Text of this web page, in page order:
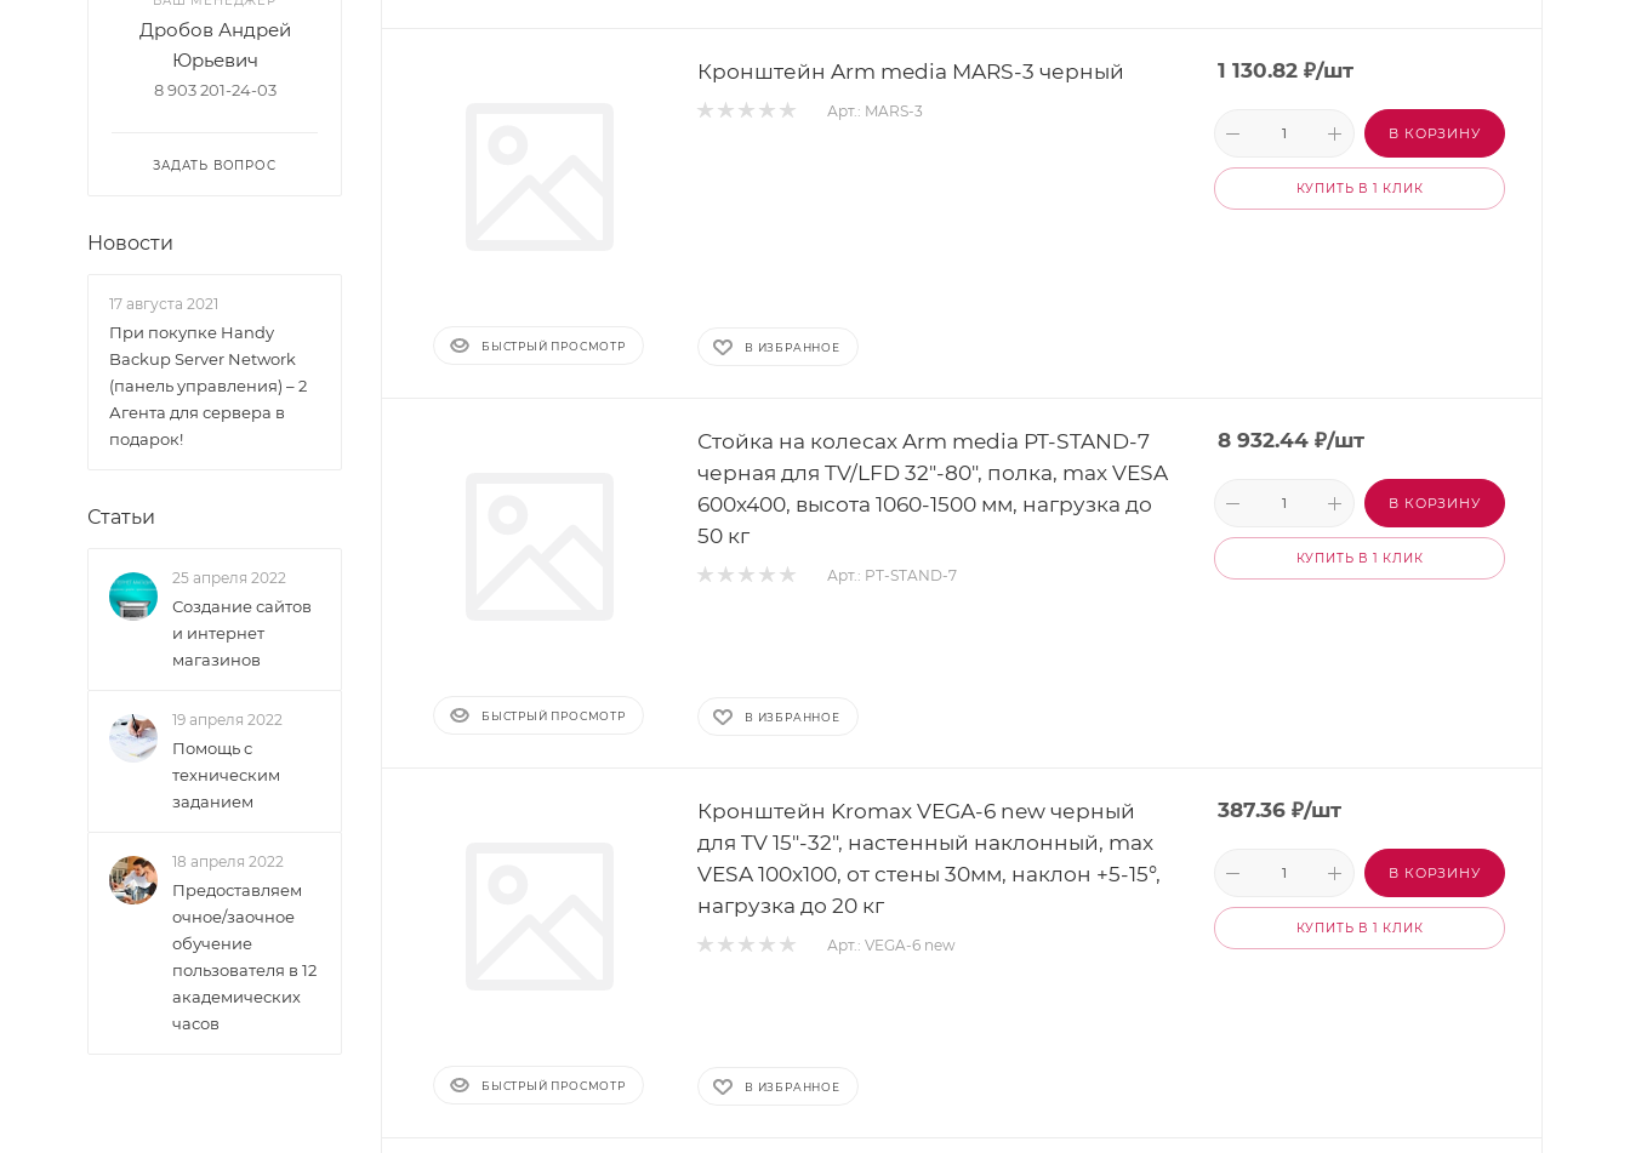
БЫСТРЫЙ ПРОСМОТР
Кронштейн Arm media MARS-3 черный
Арт.: MARS-3
В ИЗБРАННОЕ
1 130.82 ₽/шт
В КОРЗИНУ
КУПИТЬ В 1 КЛИК
БЫСТРЫЙ ПРОСМОТР
Стойка на колесах Arm media PT-STAND-7
черная для TV/LFD 32"-80", полка, max VESA
600x400, высота 1060-1500 мм, нагрузка до
50 кг
Арт.: PT-STAND-7
В ИЗБРАННОЕ
8 932.44 ₽/шт
В КОРЗИНУ
КУПИТЬ В 1 КЛИК
БЫСТРЫЙ ПРОСМОТР
Кронштейн Kromax VEGA-6 new черный
для TV 15"-32", настенный наклонный, max
VESA 100x100, от стены 30мм, наклон +5-15°,
нагрузка до 20 кг
Арт.: VEGA-6 new
В ИЗБРАННОЕ
387.36 ₽/шт
В КОРЗИНУ
КУПИТЬ В 1 КЛИК
Дробов Андрей
Юрьевич
8 903 201-24-03
ЗАДАТЬ ВОПРОС
Новости
17 августа 2021
При покупке Handy
Backup Server Network
(панель управления) – 2
Агента для сервера в
подарок!
Статьи
25 апреля 2022
Создание сайтов
и интернет
магазинов
19 апреля 2022
Помощь с
техническим
заданием
18 апреля 2022
Предоставляем
очное/заочное
обучение
пользователя в 12
академических
часов